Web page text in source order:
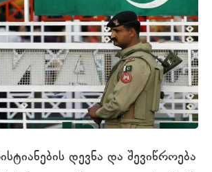
დევნა და შევიწროება